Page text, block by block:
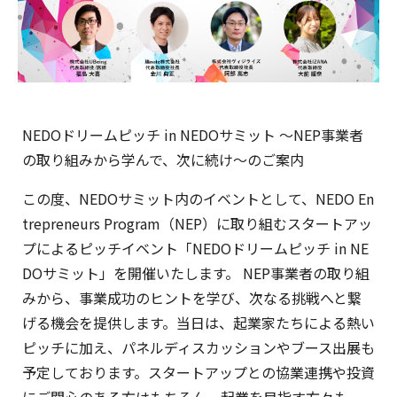
NEDOドリームピッチ in NEDOサミット ～NEP事業者
の取り組みから学んで、次に続け～のご案内
この度、NEDOサミット内のイベントとして、NEDO En
trepreneurs Program（NEP）に取り組むスタートアッ
プによるピッチイベント「NEDOドリームピッチ in NE
DOサミット」を開催いたします。 NEP事業者の取り組
みから、事業成功のヒントを学び、次なる挑戦へと繋
げる機会を提供します。当日は、起業家たちによる熱い
ピッチに加え、パネルディスカッションやブース出展も
予定しております。スタートアップとの協業連携や投資